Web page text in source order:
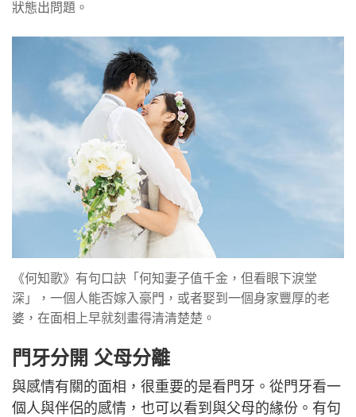
狀態出問題。
《何知歌》有句口訣「何知妻子值千金，但看眼下淚堂
深」，一個人能否嫁入豪門，或者娶到一個身家豐厚的老
婆，在面相上早就刻畫得清清楚楚。
門牙分開 父母分離
與感情有關的面相，很重要的是看門牙。從門牙看一
個人與伴侶的感情，也可以看到與父母的緣份。有句